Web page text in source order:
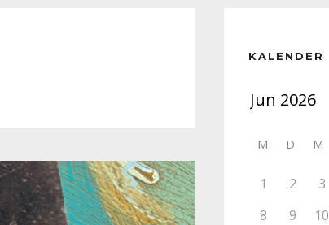
KALENDER
M D M
1 2 3
8
9 10